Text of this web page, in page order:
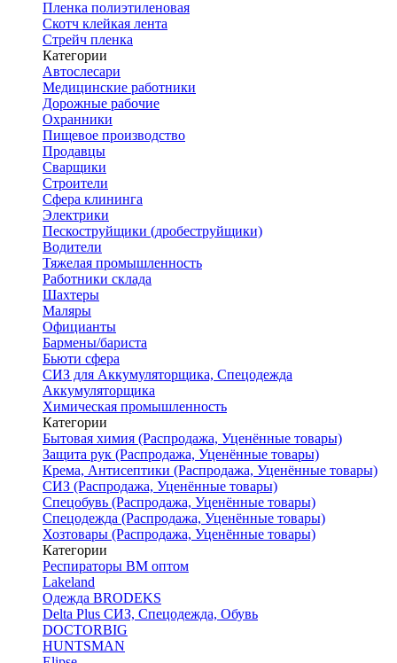
Пленка полиэтиленовая
Скотч клейкая лента
Стрейч пленка
Категории
Автослесари
Медицинские работники
Дорожные рабочие
Охранники
Пищевое производство
Продавцы
Сварщики
Строители
Сфера клининга
Электрики
Пескоструйщики (дробеструйщики)
Водители
Тяжелая промышленность
Работники склада
Шахтеры
Маляры
Официанты
Бармены/бариста
Бьюти сфера
СИЗ для Аккумуляторщика, Спецодежда
Аккумуляторщика
Химическая промышленность
Категории
Бытовая химия (Распродажа, Уценённые товары)
Защита рук (Распродажа, Уценённые товары)
Крема, Антисептики (Распродажа, Уценённые товары)
СИЗ (Распродажа, Уценённые товары)
Спецобувь (Распродажа, Уценённые товары)
Спецодежда (Распродажа, Уценённые товары)
Хозтовары (Распродажа, Уценённые товары)
Категории
Респираторы ВМ оптом
Lakeland
Одежда BRODEKS
Delta Plus СИЗ, Спецодежда, Обувь
DOCTORBIG
HUNTSMAN